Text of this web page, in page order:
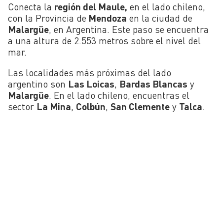
Conecta la región del Maule, en el lado chileno,
con la Provincia de Mendoza en la ciudad de
Malargüe, en Argentina. Este paso se encuentra
a una altura de 2.553 metros sobre el nivel del
mar.
Las localidades más próximas del lado
argentino son Las Loicas, Bardas Blancas y
Malargüe. En el lado chileno, encuentras el
sector La Mina, Colbún, San Clemente y Talca.